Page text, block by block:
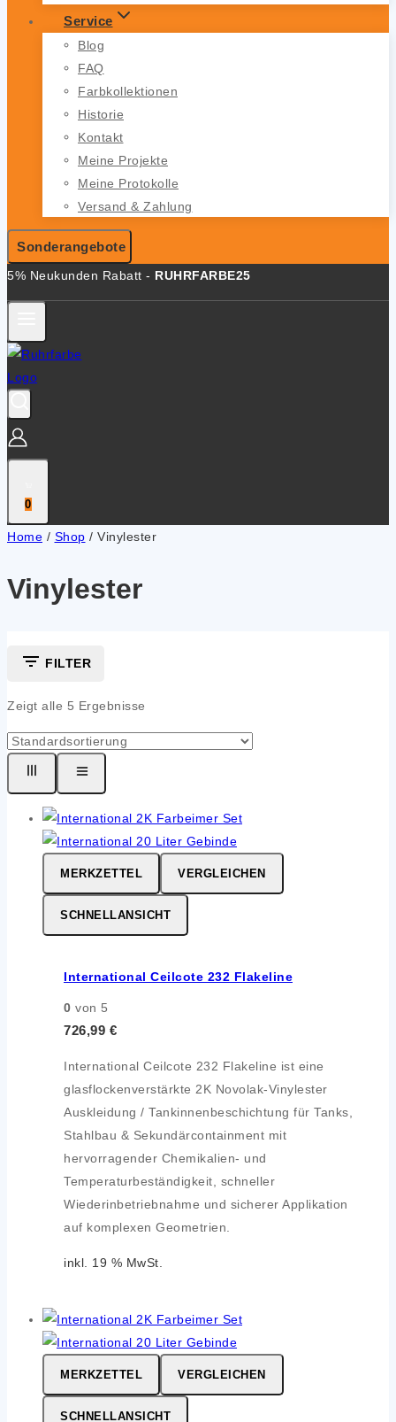
Service
Blog
FAQ
Farbkollektionen
Historie
Kontakt
Meine Projekte
Meine Protokolle
Versand & Zahlung
Sonderangebote
5% Neukunden Rabatt - RUHRFARBE25
0
Home / Shop / Vinylester
Vinylester
FILTER
Zeigt alle 5 Ergebnisse
MERKZETTEL VERGLEICHEN
SCHNELLANSICHT
International Ceilcote 232 Flakeline
0 von 5
726,99 €
International Ceilcote 232 Flakeline ist eine
glasflockenverstärkte 2K Novolak-Vinylester
Auskleidung / Tankinnenbeschichtung für Tanks,
Stahlbau & Sekundärcontainment mit
hervorragender Chemikalien- und
Temperaturbeständigkeit, schneller
Wiederinbetriebnahme und sicherer Applikation
auf komplexen Geometrien.
inkl. 19 % MwSt.
MERKZETTEL VERGLEICHEN
SCHNELLANSICHT